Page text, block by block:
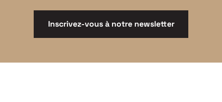
Inscrivez-vous à notre newsletter